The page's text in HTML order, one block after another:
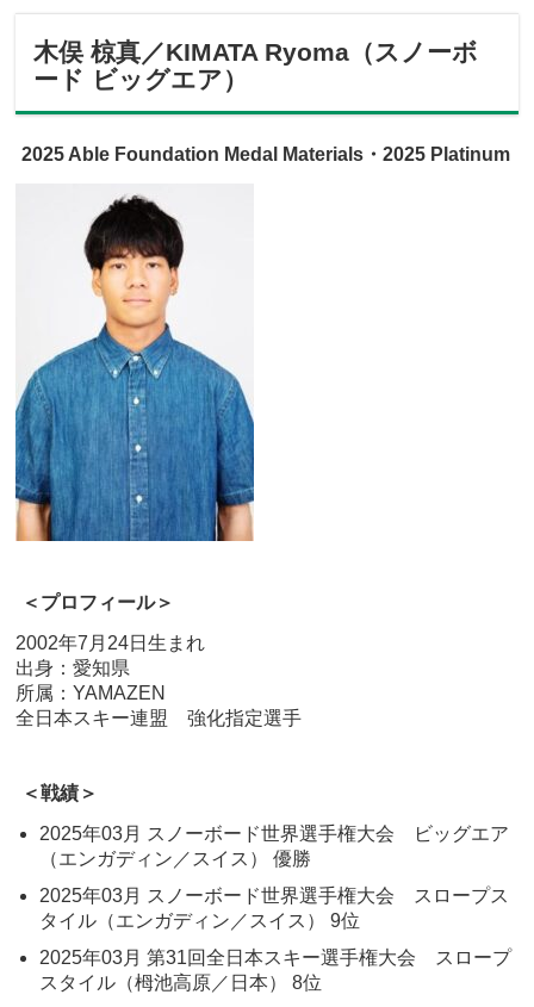
木俣 椋真／KIMATA Ryoma（スノーボ
ード ビッグエア）
2025 Able Foundation Medal Materials・2025 Platinum
＜プロフィール＞
2002年7月24日生まれ
出身：愛知県
所属：YAMAZEN
全日本スキー連盟 強化指定選手
＜戦績＞
2025年03月 スノーボード世界選手権大会 ビッグエア
（エンガディン／スイス） 優勝
2025年03月 スノーボード世界選手権大会 スロープス
タイル（エンガディン／スイス） 9位
2025年03月 第31回全日本スキー選手権大会 スロープ
スタイル（栂池高原／日本） 8位